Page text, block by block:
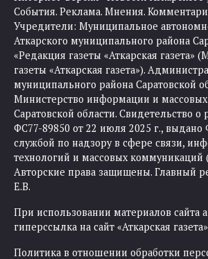
События. Реклама. Мнения.
Учредители: Муниципальное
Аткарского муниципального района
«Редакция газеты «Аткарская газета»
газеты «Аткарская газета»).
муниципального района Саратовской
Министерство информации и
Саратовской области. Свидетельство
ФС77-89850 от 22 июля 2025 г., выдано
службой по надзору в сфере связи,
технологий и массовых коммуникаций
Авторские права защищены. Главный
Е.В.
При использовании материалов сайта
гиперссылка на сайт «Аткарская
Политика в отношении обработки